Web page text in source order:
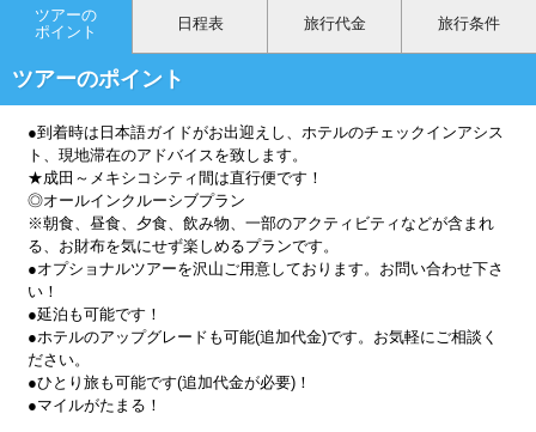
ツアーの
ポイント
日程表 旅行代金 旅行条件
ツアーのポイント
●到着時は日本語ガイドがお出迎えし、ホテルのチェックインアシス
ト、現地滞在のアドバイスを致します。
★成田～メキシコシティ間は直行便です！
◎オールインクルーシブプラン
※朝食、昼食、夕食、飲み物、一部のアクティビティなどが含まれ
る、お財布を気にせず楽しめるプランです。
●オプショナルツアーを沢山ご用意しております。お問い合わせ下さ
い！
●延泊も可能です！
●ホテルのアップグレードも可能(追加代金)です。お気軽にご相談く
ださい。
●ひとり旅も可能です(追加代金が必要)！
●マイルがたまる！